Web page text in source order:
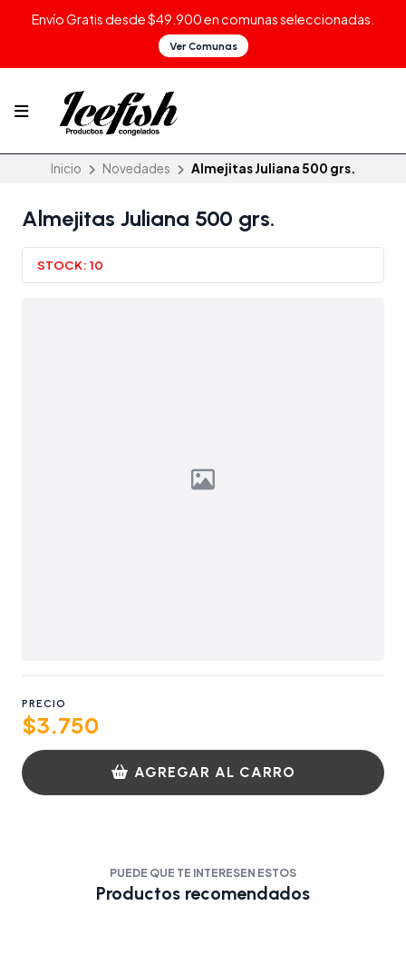
Envío Gratis desde $49.900 en comunas seleccionadas.
Ver Comunas
Inicio Novedades Almejitas Juliana 500 grs.
Almejitas Juliana 500 grs.
STOCK: 10
PRECIO
$3.750
AGREGAR AL CARRO
PUEDE QUE TE INTERESEN ESTOS
Productos recomendados